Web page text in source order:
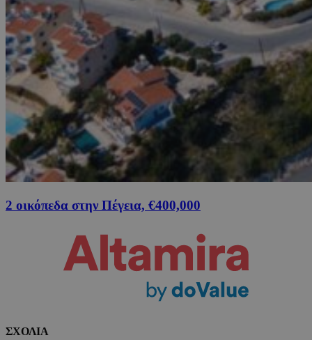
2 οικόπεδα στην Πέγεια, €400,000
ΣΧΟΛΙΑ